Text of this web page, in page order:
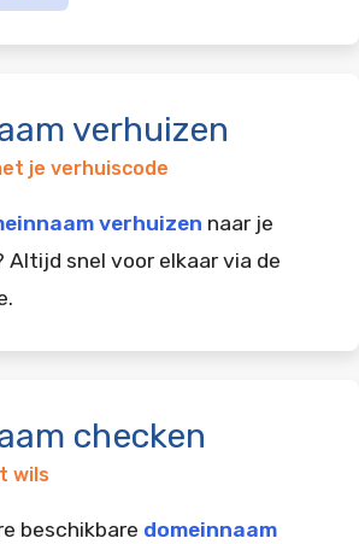
verhuizen
je verhuiscode
verhuizen naar je
Altijd snel voor elkaar via de
checken
wils
beschikbare domeinnaam